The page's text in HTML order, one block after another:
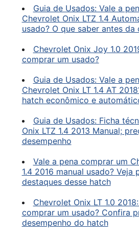
Guia de Usados: Vale a
Chevrolet Onix LTZ 1.4
usado? O que saber antes da
Chevrolet Onix Joy 1.0
comprar um usado?
Guia de Usados: Vale a
Chevrolet Onix LT 1.4 AT
hatch econômico e
Guia de Usados: Ficha
Onix LTZ 1.4 2013 Manual;
desempenho
Vale a pena comprar um
1.4 2016 manual usado? Veja
destaques desse hatch
Chevrolet Onix LT 1.0
comprar um usado? Confira
desempenho do hatch